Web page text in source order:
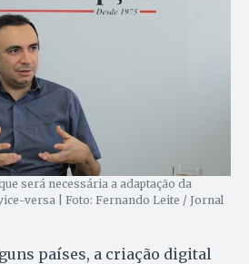
será necessária a adaptação da
versa | Foto: Fernando Leite / Jornal
países, a criação digital